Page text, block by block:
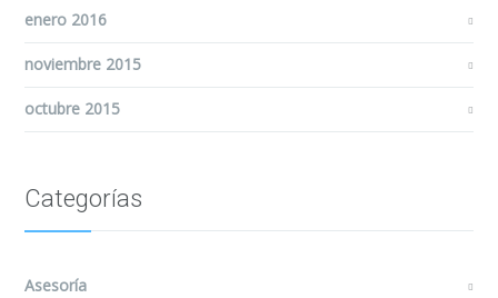
enero 2016
noviembre 2015
octubre 2015
Categorías
Asesoría